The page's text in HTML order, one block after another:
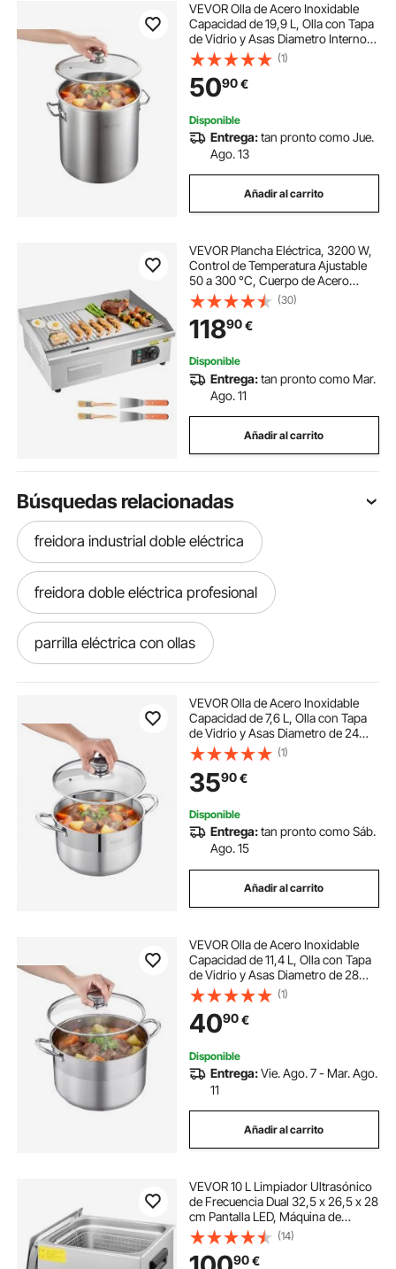
VEVOR Olla de Acero Inoxidable
Capacidad de 19,9 L, Olla con Tapa
de Vidrio y Asas Diametro Interno
de 30 cm, Ligero para Transportar,
Base de 3 Capas, Grande y
Resistente, Ideal para Sopas,
Guisos
(1)
5090€
Disponible
Entrega:tan pronto como Jue.
Ago. 13
Añadir al carrito
VEVOR Plancha Eléctrica, 3200 W,
Control de Temperatura Ajustable
50 a 300 °C, Cuerpo de Acero
Inoxidable, Mitad Ranurada, Mitad
Plana, con 2 Espátulas, 2 Cepillos y
4 Almohadillas para los Pies
(30)
11890€
Disponible
Entrega:tan pronto como Mar.
Ago. 11
Añadir al carrito
Búsquedas relacionadas
freidora industrial doble eléctrica
freidora doble eléctrica profesional
parrilla eléctrica con ollas
malla eléctrica malla electrico
sistema electrico para
malla de cerca electrica
parrillas eléctricas para cocinar
malla electrica
sistema electrico de montacargas
planchas cocinar electricas grandes
tijera electrica costura
VEVOR Olla de Acero Inoxidable
Capacidad de 7,6 L, Olla con Tapa
de Vidrio y Asas Diametro de 24
cm, Ligero para Transportar, con
Base de 5 Capas, Grande y
Resistente, Ideal para Sopas,
Guisos
(1)
3590€
Disponible
Entrega:tan pronto como Sáb.
Ago. 15
Añadir al carrito
VEVOR Olla de Acero Inoxidable
Capacidad de 11,4 L, Olla con Tapa
de Vidrio y Asas Diametro de 28
cm, Ligero para Transportar, con
Base de 5 Capas, Grande y
Resistente, Ideal para Sopas,
Guisos
(1)
4090€
Disponible
Entrega:Vie. Ago. 7 - Mar. Ago.
11
Añadir al carrito
VEVOR 10 L Limpiador Ultrasónico
de Frecuencia Dual 32,5 x 26,5 x 28
cm Pantalla LED, Máquina de
Limpieza Ultrasónica de Doble
Frecuencia 28/40 kHz Limpiador
Ultrasónico de Acero Inoxidable 0-
(14)
90€